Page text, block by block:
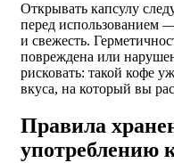
Открывать капсулу
перед использованием
и свежесть.
повреждена или
рисковать: такой кофе
вкуса, на который вы
Правила
употреблению